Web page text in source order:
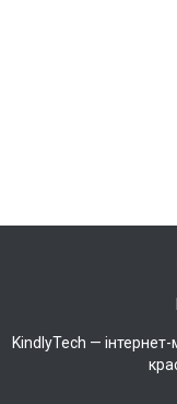
KindlyTech —